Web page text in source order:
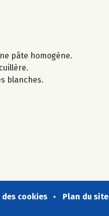
pâte homogène.
blanches.
cookies Plan du site